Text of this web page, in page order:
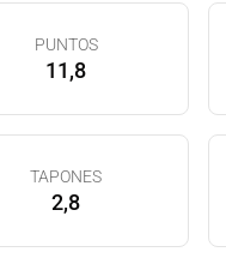
PUNTOS
11,8
TAPONES
2,8